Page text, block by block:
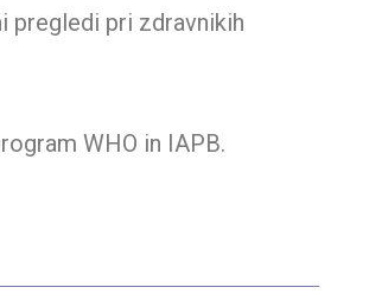
pregledi pri zdravnikih
WHO in IAPB.